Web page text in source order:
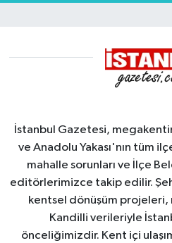
İstanbul Gazetesi,
ve Anadolu Yakası'nın tüm
mahalle sorunları ve İlçe
editörlerimizce takip edilir.
kentsel dönüşüm projeleri,
Kandilli verileriyle
önceliğimizdir. Kent içi